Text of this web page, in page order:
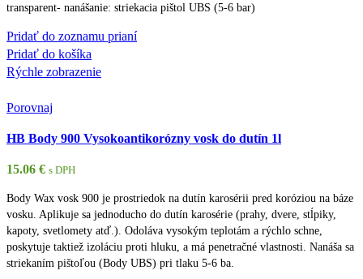
transparent- nanášanie: striekacia pištol UBS (5-6 bar)
Pridať do zoznamu prianí
Pridať do košíka
Rýchle zobrazenie
Porovnaj
HB Body 900 Vysokoantikorózny vosk do dutín 1l
15.06 € s DPH
Body Wax vosk 900 je prostriedok na dutín karosérii pred koróziou na báze
vosku. Aplikuje sa jednoducho do dutín karosérie (prahy, dvere, stĺpiky,
kapoty, svetlomety atď.). Odoláva vysokým teplotám a rýchlo schne,
poskytuje taktiež izoláciu proti hluku, a má penetračné vlastnosti. Nanáša sa
striekaním pištoľou (Body UBS) pri tlaku 5-6 ba.